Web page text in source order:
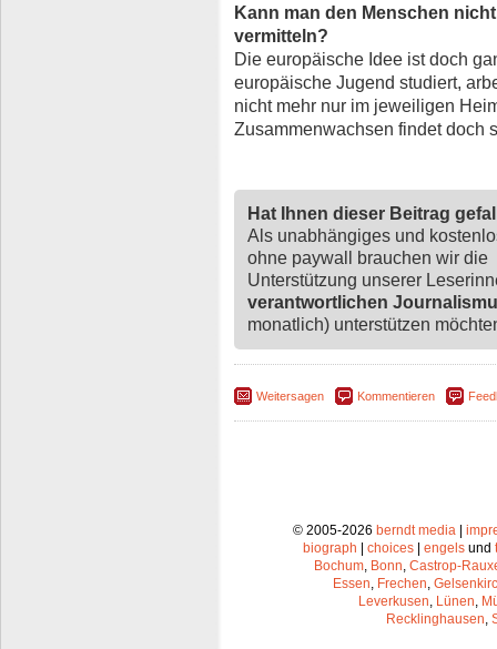
Kann man den Menschen
vermitteln?
Die europäische Idee ist doch
europäische Jugend studiert,
nicht mehr nur im jeweiligen
Zusammenwachsen findet doch
Hat Ihnen dieser Beitrag
Als unabhängiges und
ohne paywall brauchen wir die
Unterstützung unserer
verantwortlichen
monatlich) unterstützen
Weitersagen Kommentieren
© 2005-2026 berndt media|
biograph
choices engels und
Bochum, Bonn, Castrop-
Essen, Frechen,
Leverkusen, Lünen,
Recklinghausen,